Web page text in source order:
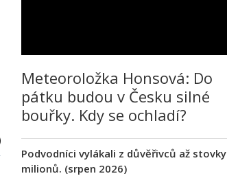
Meteoroložka Honsová: Do
pátku budou v Česku silné
bouřky. Kdy se ochladí?
Podvodníci vylákali z důvěřivců až stovky
milionů. (srpen 2026)